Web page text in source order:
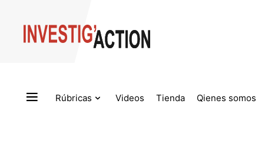
Rúbricas Videos Tienda Qienes somos